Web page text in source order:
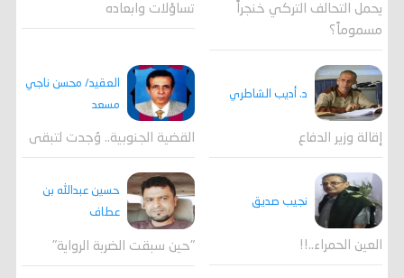
يحمل التحالف التركي خنجراً
مسموماً؟
تساؤلات وابعاده
د. أديب الشاطري
إقالة وزير الدفاع
العقيد/ محسن ناجي
مسعد
القضية الجنوبية.. وُجدت لتبقى
نجيب صديق
العين الحمراء..!!
حسين عبدالله بن
عطاف
"حين سبقت الضربة الرواية"